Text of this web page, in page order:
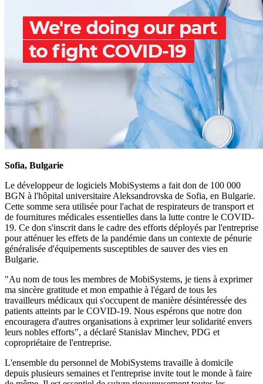
Sofia, Bulgarie
Le développeur de logiciels MobiSystems a fait don de 100 000
BGN à l'hôpital universitaire Aleksandrovska de Sofia, en Bulgarie.
Cette somme sera utilisée pour l'achat de respirateurs de transport et
de fournitures médicales essentielles dans la lutte contre le COVID-
19. Ce don s'inscrit dans le cadre des efforts déployés par l'entreprise
pour atténuer les effets de la pandémie dans un contexte de pénurie
généralisée d'équipements susceptibles de sauver des vies en
Bulgarie.
"Au nom de tous les membres de MobiSystems, je tiens à exprimer
ma sincère gratitude et mon empathie à l'égard de tous les
travailleurs médicaux qui s'occupent de manière désintéressée des
patients atteints par le COVID-19. Nous espérons que notre don
encouragera d'autres organisations à exprimer leur solidarité envers
leurs nobles efforts", a déclaré Stanislav Minchev, PDG et
copropriétaire de l'entreprise.
L'ensemble du personnel de MobiSystems travaille à domicile
depuis plusieurs semaines et l'entreprise invite tout le monde à faire